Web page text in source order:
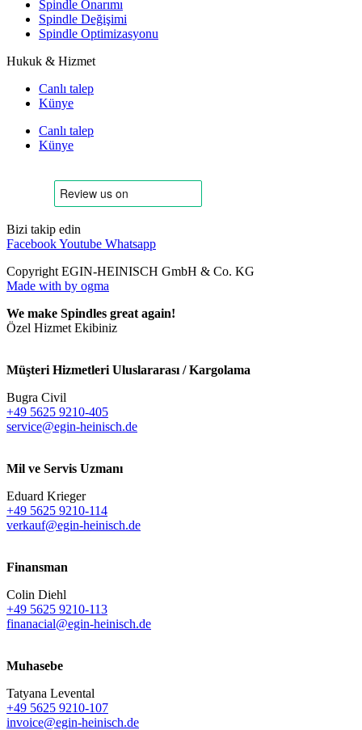
Spindle Onarımı
Spindle Değişimi
Spindle Optimizasyonu
Hukuk & Hizmet
Canlı talep
Künye
Canlı talep
Künye
Bizi takip edin
FacebookYoutube Whatsapp
Copyright EGIN-HEINISCH GmbH & Co. KG
Made with by ogma
We make Spindles great again!
Özel Hizmet Ekibiniz
Müşteri Hizmetleri Uluslararası / Kargolama
Bugra Civil
+49 5625 9210-405
service@egin-heinisch.de
Mil ve Servis Uzmanı
Eduard Krieger
+49 5625 9210-114
verkauf@egin-heinisch.de
Finansman
Colin Diehl
+49 5625 9210-113
finanacial@egin-heinisch.de
Muhasebe
Tatyana Levental
+49 5625 9210-107
invoice@egin-heinisch.de